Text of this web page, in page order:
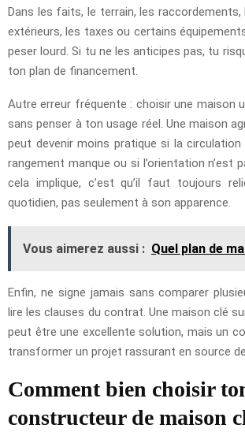
Dans les faits, le terrain, les raccordements,
extérieurs, les taxes ou certains
peser lourd. Si tu ne les anticipes pas, tu
ton plan de financement.
Autre erreur fréquente : choisir une maison
sans penser à ton usage réel. Une maison
peut devenir moins pratique si la
rangement manque ou si l’orientation n’est
cela implique, c’est qu’il faut toujours
quotidien, pas seulement à son apparence.
Vous aimerez aussi : Quel plan de
Enfin, ne signe jamais sans comparer
lire les clauses du contrat. Une maison clé
peut être une excellente solution, mais un
transformer un projet rassurant en source
Comment bien choisir
constructeur de maison